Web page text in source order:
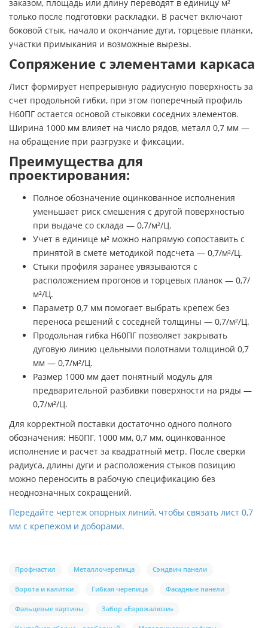
заказом, площадь или длину переводят в единицу м²
только после подготовки раскладки. В расчет включают
боковой стык, начало и окончание дуги, торцевые планки,
участки примыкания и возможные вырезы.
Сопряжение с элементами каркаса
Лист формирует непрерывную радиусную поверхность за
счет продольной гибки, при этом поперечный профиль
Н60ПГ остается основой стыковки соседних элементов.
Ширина 1000 мм влияет на число рядов, металл 0,7 мм —
на обращение при разгрузке и фиксации.
Преимущества для
проектирования:
Полное обозначение оцинкованное исполнения
уменьшает риск смешения с другой поверхностью
при выдаче со склада — 0,7/м²/Ц.
Учет в единице м² можно напрямую сопоставить с
принятой в смете методикой подсчета — 0,7/м²/Ц.
Стыки профиля заранее увязываются с
расположением прогонов и торцевых планок — 0,7/
м²/Ц.
Параметр 0,7 мм помогает выбрать крепеж без
переноса решений с соседней толщины — 0,7/м²/Ц.
Продольная гибка Н60ПГ позволяет закрывать
дуговую линию цельными полотнами толщиной 0,7
мм — 0,7/м²/Ц.
Размер 1000 мм дает понятный модуль для
предварительной разбивки поверхности на ряды —
0,7/м²/Ц.
Для корректной поставки достаточно одного полного
обозначения: Н60ПГ, 1000 мм, 0,7 мм, оцинкованное
исполнение и расчет за квадратный метр. После сверки
радиуса, длины дуги и расположения стыков позицию
можно переносить в рабочую спецификацию без
неоднозначных сокращений.
Передайте чертеж опорных линий, чтобы связать лист 0,7
мм с крепежом и доборами.
Профнастил Металлочерепица Сэндвич панели
Ворота и калитки Гибкая черепица Фасадные панели
Фальцевые картины Забор «Еврожалюзи»